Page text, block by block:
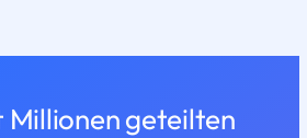
Millionen geteilten